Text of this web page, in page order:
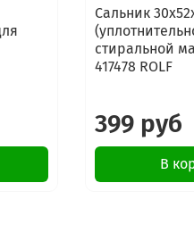
Сальник
стиральной
417478 ROLF
399 руб
В